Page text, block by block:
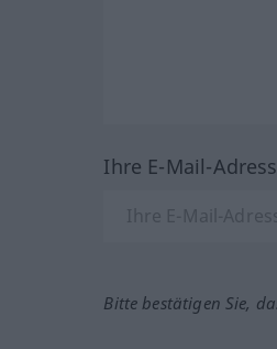
Ihre E-Mail-
Bitte bestätigen Sie,